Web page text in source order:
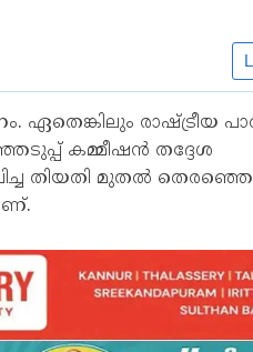
രാഷ്ട്രീയ
കമ്മീഷൻ തദ്ദേശ
തിയതി മുതൽ